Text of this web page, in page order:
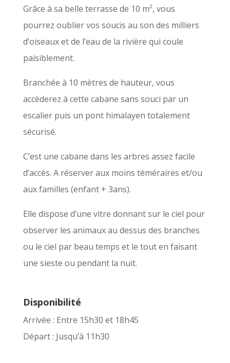
Grâce à sa belle terrasse de 10 m², vous
pourrez oublier vos soucis au son des milliers
d’oiseaux et de l’eau de la rivière qui coule
paisiblement.
Branchée à 10 mètres de hauteur, vous
accèderez à cette cabane sans souci par un
escalier puis un pont himalayen totalement
sécurisé.
C’est une cabane dans les arbres assez facile
d’accès. A réserver aux moins téméraires et/ou
aux familles (enfant + 3ans).
Elle dispose d’une vitre donnant sur le ciel pour
observer les animaux au dessus des branches
ou le ciel par beau temps et le tout en faisant
une sieste ou pendant la nuit.
Disponibilité
Arrivée : Entre 15h30 et 18h45
Départ : Jusqu’à 11h30